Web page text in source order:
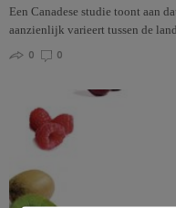
Een Canadese studie toont aan
aanzienlijk varieert tussen de
0
0